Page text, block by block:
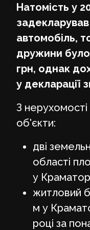
Натомість у
автомобіль,
дружини
грн, однак
у декларації
З нерухомості
об'єкти:
дві
області
у
житловий
м у
році за